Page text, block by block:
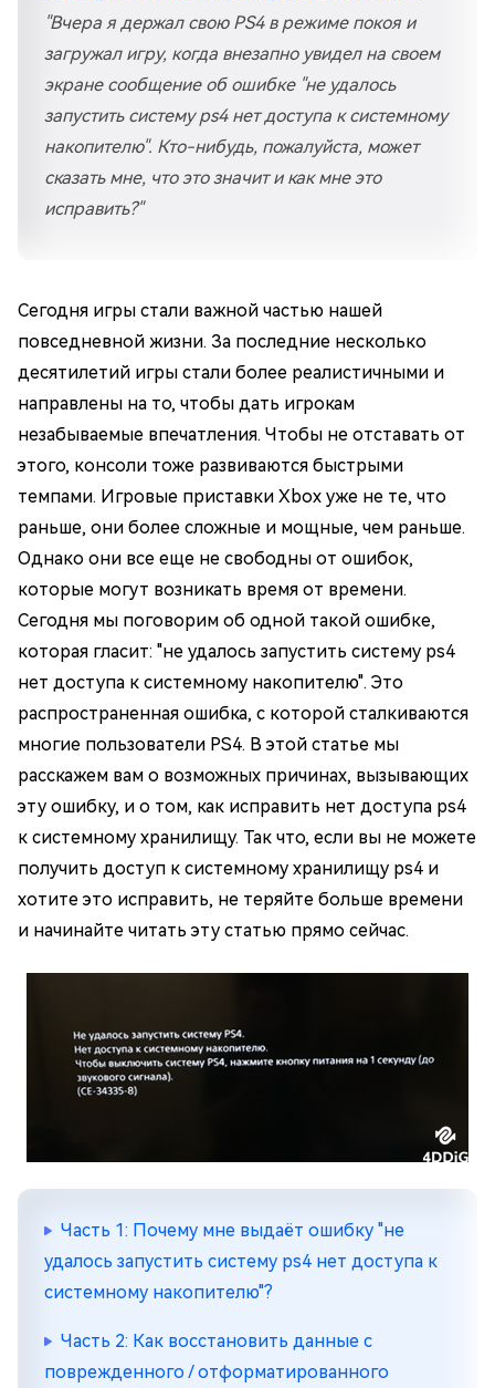
"Вчера я держал свою PS4 в режиме покоя и
загружал игру, когда внезапно увидел на своем
экране сообщение об ошибке "не удалось
запустить систему ps4 нет доступа к системному
накопителю". Кто-нибудь, пожалуйста, может
сказать мне, что это значит и как мне это
исправить?"
Сегодня игры стали важной частью нашей
повседневной жизни. За последние несколько
десятилетий игры стали более реалистичными и
направлены на то, чтобы дать игрокам
незабываемые впечатления. Чтобы не отставать от
этого, консоли тоже развиваются быстрыми
темпами. Игровые приставки Xbox уже не те, что
раньше, они более сложные и мощные, чем раньше.
Однако они все еще не свободны от ошибок,
которые могут возникать время от времени.
Сегодня мы поговорим об одной такой ошибке,
которая гласит: "не удалось запустить систему ps4
нет доступа к системному накопителю". Это
распространенная ошибка, с которой сталкиваются
многие пользователи PS4. В этой статье мы
расскажем вам о возможных причинах, вызывающих
эту ошибку, и о том, как исправить нет доступа ps4
к системному хранилищу. Так что, если вы не можете
получить доступ к системному хранилищу ps4 и
хотите это исправить, не теряйте больше времени
и начинайте читать эту статью прямо сейчас.
Часть 1: Почему мне выдаёт ошибку "не
удалось запустить систему ps4 нет доступа к
системному накопителю"?
Часть 2: Как восстановить данные с
поврежденного / отформатированного